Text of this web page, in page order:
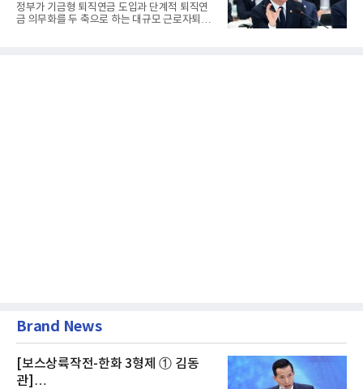
정부가 기금형 퇴직연금 도입과 단계적 퇴직연
금 의무화를 두 축으로 하는 대규모 근로자퇴직
Brand News
[보스상륙작전-한화 3형제 ① 김동
관]